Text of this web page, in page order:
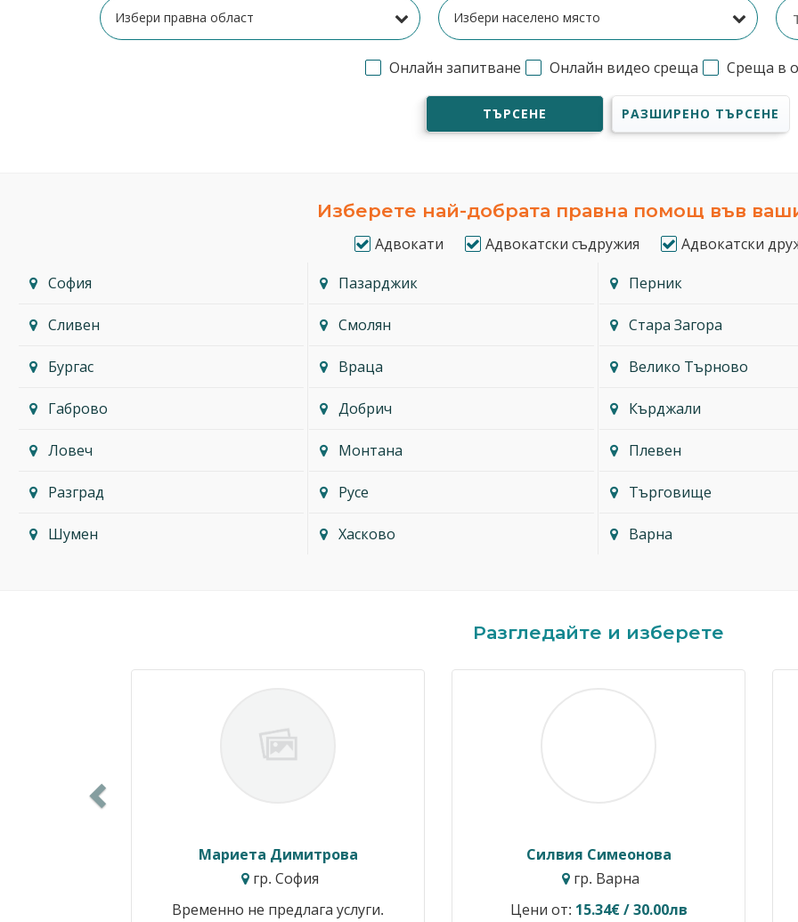
Онлайн запитване Онлайн видео среща Среща в
ТЪРСЕНЕ РАЗШИРЕНО ТЪРСЕНЕ
Изберете най-добрата правна помощ във
Адвокати Адвокатски съдружия
Адвокатски
София
Пазарджик Перник
Сливен Смолян Стара Загора
Бургас Враца Велико Търново
Габрово Добрич Кърджали
Ловеч Монтана Плевен
Разград Русе Търговище
Шумен Хасково Варна
Разгледайте и изберете
Силвия Симеонова
гр. Варна
Цени от:15.34€ / 30.00лв
Димитър Кавалджиев
гр. София
40.90€ / 80.00лв